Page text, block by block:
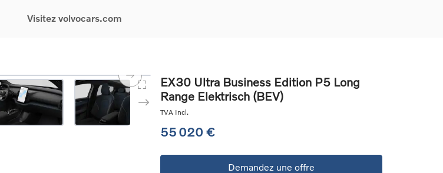
Voitures électriques
Voitures hybrides
rechargeables
Visitez volvocars.com
Financement
Assurances
Réservez un essai
Entretien & Réparations
Reprise de votre voiture
Service de dépannage
EX30 Ultra Business Edition P5 Long
Range Elektrisch (BEV)
TVA Incl.
55 020 €
Demandez une offre